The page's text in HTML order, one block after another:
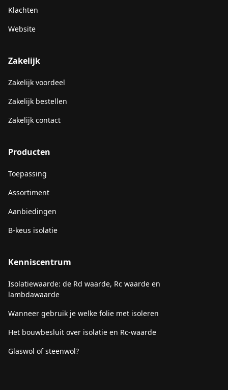
Klachten
Website
Zakelijk
Zakelijk voordeel
Zakelijk bestellen
Zakelijk contact
Producten
Toepassing
Assortiment
Aanbiedingen
B-keus isolatie
Kenniscentrum
Isolatiewaarde: de Rd waarde, Rc waarde en
lambdawaarde
Wanneer gebruik je welke folie met isoleren
Het bouwbesluit over isolatie en Rc-waarde
Glaswol of steenwol?